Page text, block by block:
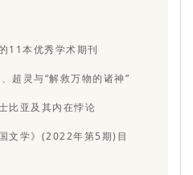
11本优秀学术期刊
超灵与“解救万物的诸神”
亚及其内在悖论
文学》(2022年第5期)目